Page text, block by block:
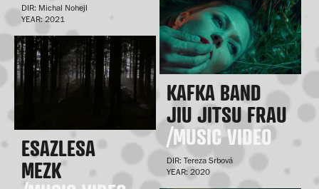
DIR: Michal Nohejl
YEAR: 2021
KAFKA BAND
JIU JITSU FRAU
/MUSIC VIDEO
DIR: Tereza Srbová
YEAR: 2020
ESAZLESA
MEZK